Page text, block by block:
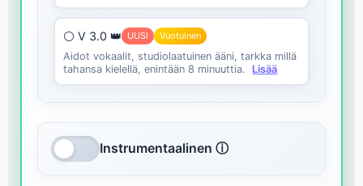
⚪ V 3.0 👑 UUSI Vuotuinen
Aidot vokaalit, studiolaatuinen ääni, tarkka millä
tahansa kielellä, enintään 8 minuuttia.
Lisää
Instrumentaalinen ⓘ